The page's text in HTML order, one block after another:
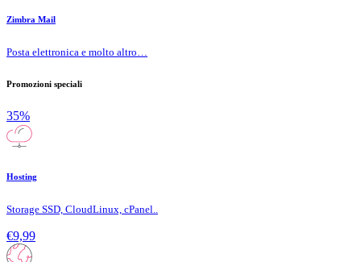
Zimbra Mail
Posta elettronica e molto altro…
Promozioni speciali
35%
Hosting
Storage SSD, CloudLinux, cPanel..
€9,99